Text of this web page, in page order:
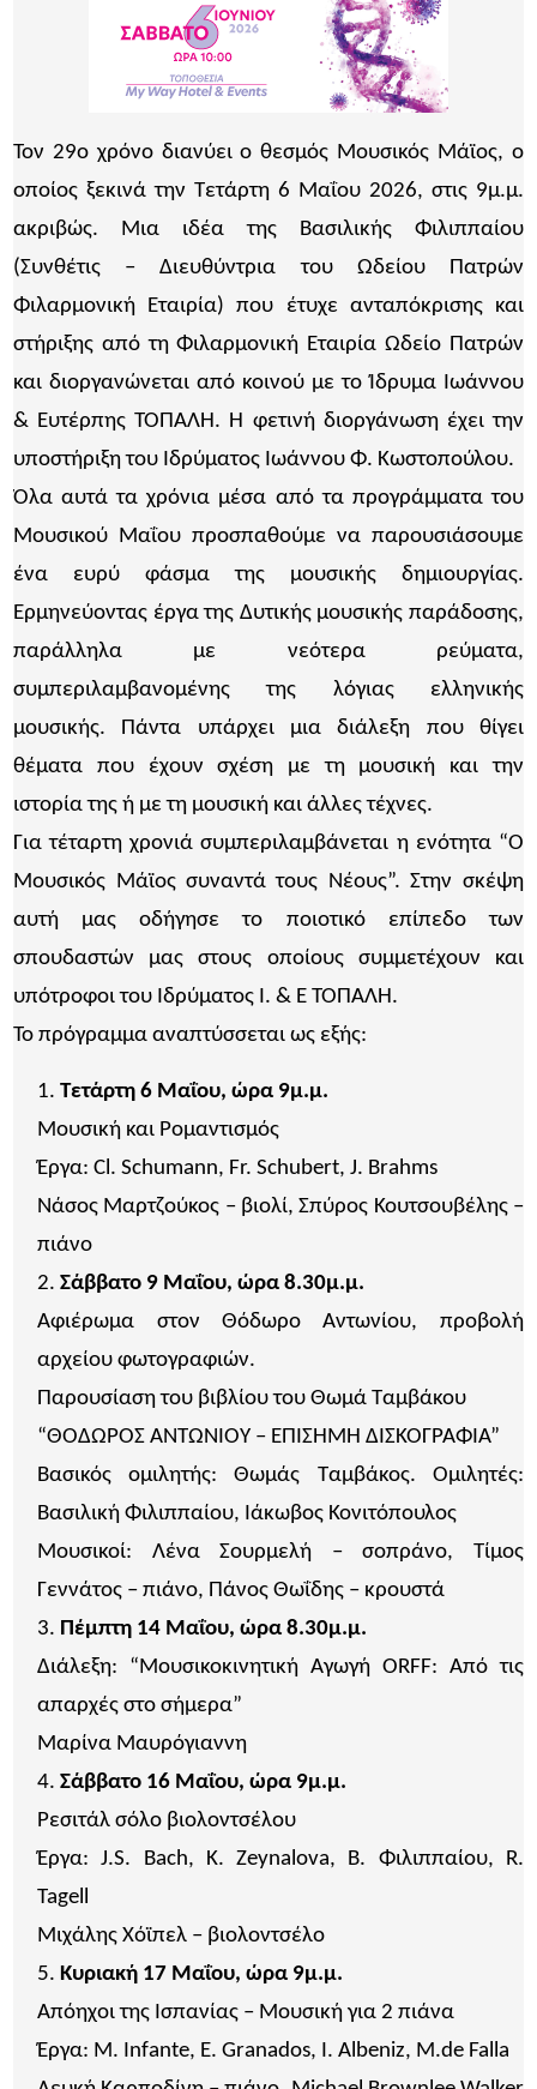
Τον 29ο χρόνο διανύει ο θεσμός Μουσικός Μάϊος, ο
οποίος ξεκινά την Τετάρτη 6 Μαΐου 2026, στις 9μ.μ.
ακριβώς. Μια ιδέα της Βασιλικής Φιλιππαίου
(Συνθέτις – Διευθύντρια του Ωδείου Πατρών
Φιλαρμονική Εταιρία) που έτυχε ανταπόκρισης και
στήριξης από τη Φιλαρμονική Εταιρία Ωδείο Πατρών
και διοργανώνεται από κοινού με το Ίδρυμα Ιωάννου
& Ευτέρπης ΤΟΠΑΛΗ. Η φετινή διοργάνωση έχει την
υποστήριξη του Ιδρύματος Ιωάννου Φ. Κωστοπούλου.
Όλα αυτά τα χρόνια μέσα από τα προγράμματα του
Μουσικού Μαΐου προσπαθούμε να παρουσιάσουμε
ένα ευρύ φάσμα της μουσικής δημιουργίας.
Ερμηνεύοντας έργα της Δυτικής μουσικής παράδοσης,
παράλληλα με νεότερα ρεύματα,
συμπεριλαμβανομένης της λόγιας ελληνικής
μουσικής. Πάντα υπάρχει μια διάλεξη που θίγει
θέματα που έχουν σχέση με τη μουσική και την
ιστορία της ή με τη μουσική και άλλες τέχνες.
Για τέταρτη χρονιά συμπεριλαμβάνεται η ενότητα “Ο
Μουσικός Μάϊος συναντά τους Νέους”. Στην σκέψη
αυτή μας οδήγησε το ποιοτικό επίπεδο των
σπουδαστών μας στους οποίους συμμετέχουν και
υπότροφοι του Ιδρύματος Ι. & Ε ΤΟΠΑΛΗ.
Το πρόγραμμα αναπτύσσεται ως εξής:
Τετάρτη 6 Μαΐου, ώρα 9μ.μ.
Μουσική και Ρομαντισμός
Έργα: Cl. Schumann, Fr. Schubert, J. Brahms
Νάσος Μαρτζούκος – βιολί, Σπύρος Κουτσουβέλης –
πιάνο
Σάββατο 9 Μαΐου, ώρα 8.30μ.μ.
Αφιέρωμα στον Θόδωρο Αντωνίου, προβολή
αρχείου φωτογραφιών.
Παρουσίαση του βιβλίου του Θωμά Ταμβάκου
“ΘΟΔΩΡΟΣ ΑΝΤΩΝΙΟΥ – ΕΠΙΣΗΜΗ ΔΙΣΚΟΓΡΑΦΙΑ”
Βασικός ομιλητής: Θωμάς Ταμβάκος. Ομιλητές:
Βασιλική Φιλιππαίου, Ιάκωβος Κονιτόπουλος
Μουσικοί: Λένα Σουρμελή – σοπράνο, Τίμος
Γεννάτος – πιάνο, Πάνος Θωΐδης – κρουστά
Πέμπτη 14 Μαΐου, ώρα 8.30μ.μ.
Διάλεξη: “Μουσικοκινητική Αγωγή ORFF: Από τις
απαρχές στο σήμερα”
Μαρίνα Μαυρόγιαννη
Σάββατο 16 Μαΐου, ώρα 9μ.μ.
Ρεσιτάλ σόλο βιολοντσέλου
Έργα: J.S. Bach, K. Zeynalova, Β. Φιλιππαίου, R.
Tagell
Μιχάλης Χόϊπελ – βιολοντσέλο
Κυριακή 17 Μαΐου, ώρα 9μ.μ.
Απόηχοι της Ισπανίας – Μουσική για 2 πιάνα
Έργα: M. Infante, E. Granados, I. Albeniz, M.de Falla